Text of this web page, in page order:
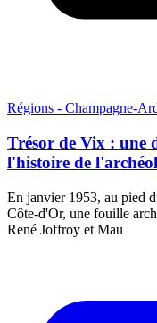
Régions - Champagne-
Trésor de Vix : une
l'histoire de
En janvier 1953, au pied
Côte-d'Or, une fouille
René Joffroy et Mau